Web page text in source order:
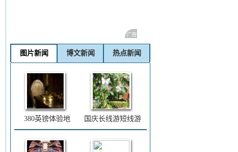
图片新闻 博文新闻 热点新闻
380英镑体验地 国庆长线游短线游